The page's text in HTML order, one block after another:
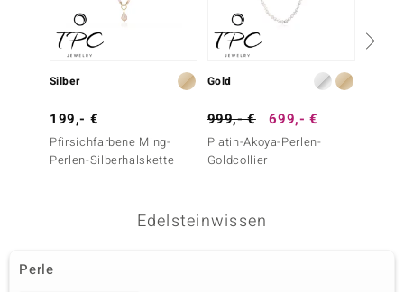
Silber
199,- €
Pfirsichfarbene Ming-
Perlen-Silberhalskette
Gold
999,- € 699,- €
Platin-Akoya-Perlen-
Goldcollier
Edelsteinwissen
Perle